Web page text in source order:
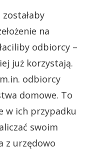
na
odbiorcy –
już korzystają.
odbiorcy
domowe. To
w ich przypadku
swoim
z urzędowo